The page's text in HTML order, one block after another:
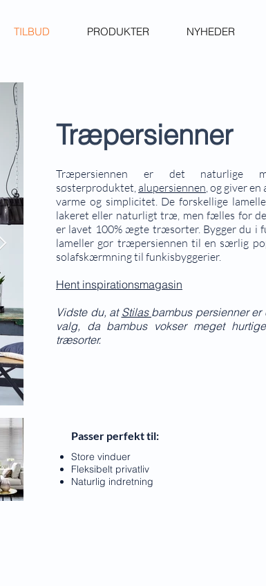
TILBUD PRODUKTER NYHEDER
Træpersienner
Træpersiennen er det naturlige
søsterproduktet,alupersiennen, og giver
varme og simplicitet. De forskellige
lakeret eller naturligt træ, men fælles for
er lavet 100% ægte træsorter. Bygger du i
lameller gør træpersiennen til en særlig
solafskærmning til funkisbyggerier.
Hent inspirationsmagasin
Vidste du, at Stilas bambus persienner
valg, da bambus vokser meget
træsorter.
Passer perfekt til:
Store vinduer
Fleksibelt privatliv
Naturlig indretning